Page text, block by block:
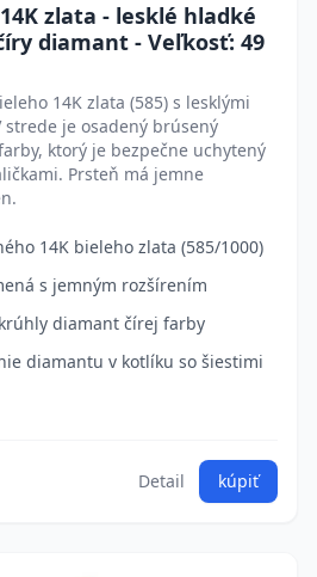
zlata - lesklé hladké
diamant - Veľkosť: 49
14K zlata (585) s lesklými
je osadený brúsený
ktorý je bezpečne uchytený
Prsteň má jemne
14K bieleho zlata (585/1000)
s jemným rozšírením
diamant čírej farby
diamantu v kotlíku so šiestimi
Detail kúpiť